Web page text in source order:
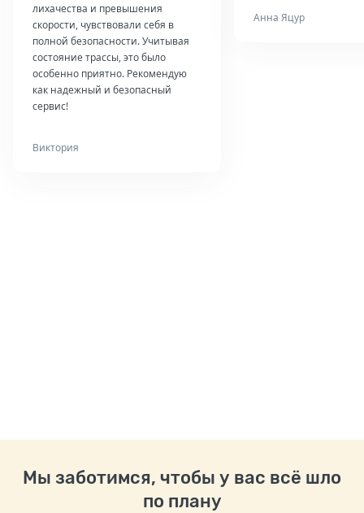
лихачества и превышения
скорости, чувствовали себя в
полной безопасности. Учитывая
состояние трассы, это было
особенно приятно. Рекомендую
как надежный и безопасный
сервис!
Виктория
Анна Яцур
Мы заботимся, чтобы у вас всё шло
по плану